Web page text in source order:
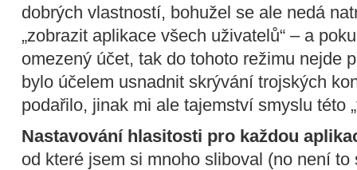
dobrých vlastností, bohužel se ale nedá
„zobrazit aplikace všech uživatelů“ – a
omezený účet, tak do tohoto režimu nejde
bylo účelem usnadnit skrývání trojských
podařilo, jinak mi ale tajemství smyslu této
Nastavování hlasitosti pro každou
od které jsem si mnoho sliboval (no není